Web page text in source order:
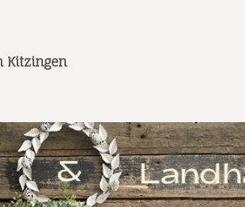
Kitzingen